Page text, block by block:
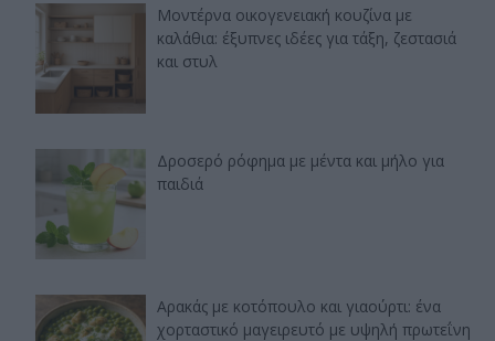
Μοντέρνα οικογενειακή κουζίνα με
καλάθια: έξυπνες ιδέες για τάξη, ζεστασιά
και στυλ
Δροσερό ρόφημα με μέντα και μήλο για
παιδιά
Αρακάς με κοτόπουλο και γιαούρτι: ένα
χορταστικό μαγειρευτό με υψηλή πρωτεΐνη